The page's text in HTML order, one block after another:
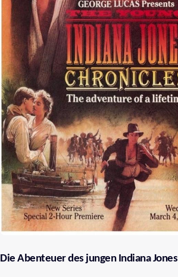
Die Abenteuer des jungen Indiana Jones